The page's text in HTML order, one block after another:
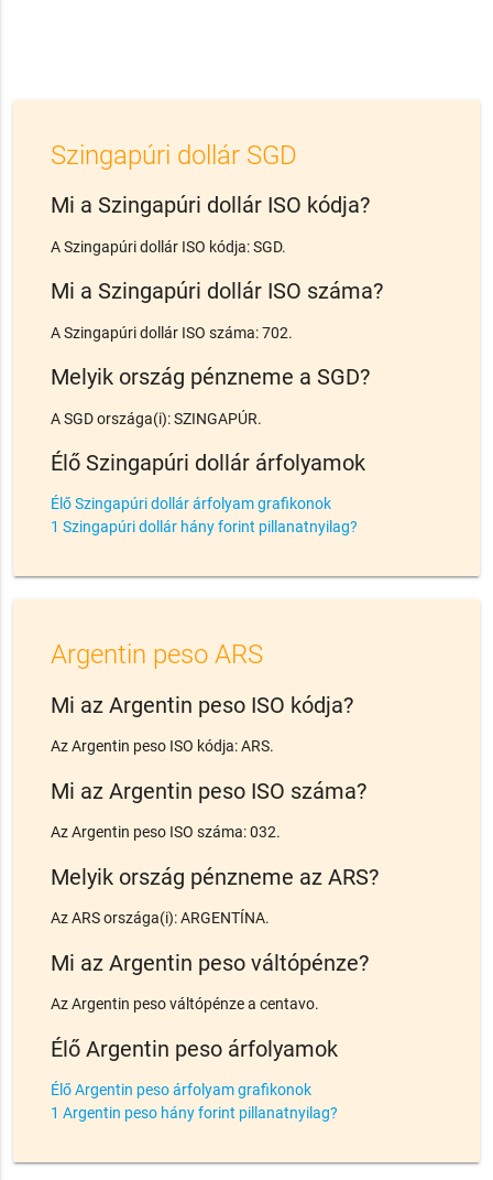
Szingapúri dollár SGD
Mi a Szingapúri dollár ISO kódja?
A Szingapúri dollár ISO kódja: SGD.
Mi a Szingapúri dollár ISO száma?
A Szingapúri dollár ISO száma: 702.
Melyik ország pénzneme a SGD?
A SGD országa(i): SZINGAPÚR.
Élő Szingapúri dollár árfolyamok
Élő Szingapúri dollár árfolyam grafikonok
1 Szingapúri dollár hány forint pillanatnyilag?
Argentin peso ARS
Mi az Argentin peso ISO kódja?
Az Argentin peso ISO kódja: ARS.
Mi az Argentin peso ISO száma?
Az Argentin peso ISO száma: 032.
Melyik ország pénzneme az ARS?
Az ARS országa(i): ARGENTÍNA.
Mi az Argentin peso váltópénze?
Az Argentin peso váltópénze a centavo.
Élő Argentin peso árfolyamok
Élő Argentin peso árfolyam grafikonok
1 Argentin peso hány forint pillanatnyilag?